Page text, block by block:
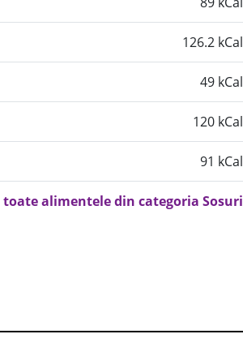
126.2 kCal
49 kCal
120 kCal
91 kCal
toate alimentele din categoria Sosuri